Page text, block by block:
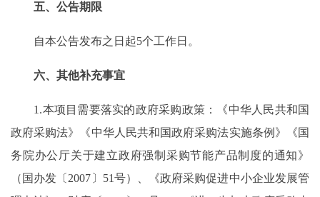
五、公告期限
自本公告发布之日起5个工作日。
六、其他补充事宜
1.本项目需要落实的政府采购政策：《中华人民共和国
政府采购法》《中华人民共和国政府采购法实施条例》《国
务院办公厅关于建立政府强制采购节能产品制度的通知》
（国办发〔2007〕51号）、《政府采购促进中小企业发展管